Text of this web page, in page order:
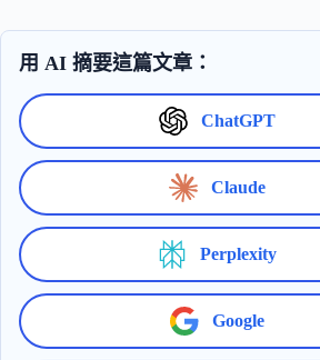
用 AI 摘要這篇文章：
ChatGPT
Claude
Perplexity
Google